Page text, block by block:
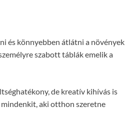
és könnyebben átlátni a növények
szabott táblák emelik a
de kreatív kihívás is
mindenkit, aki otthon szeretne